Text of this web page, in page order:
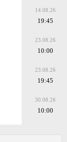
14.08.26
19:45
23.08.26
10:00
23.08.26
19:45
30.08.26
10:00